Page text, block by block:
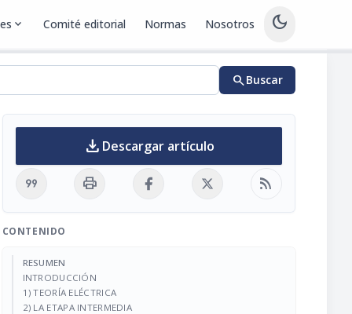
expand_more Comité editorial Normas Nosotros dark_mode
searchBuscar
download Descargar artículo
format_quote print rss_feed
CONTENIDO
RESUMEN
INTRODUCCIÓN
1) TEORÍA ELÉCTRICA
2) LA ETAPA INTERMEDIA